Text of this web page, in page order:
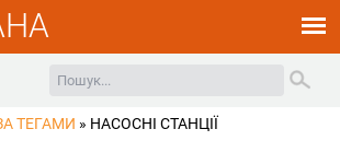
ТЕГАМИ » НАСОСНІ СТАНЦІЇ